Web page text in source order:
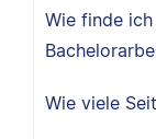
Wie finde
Wie viele